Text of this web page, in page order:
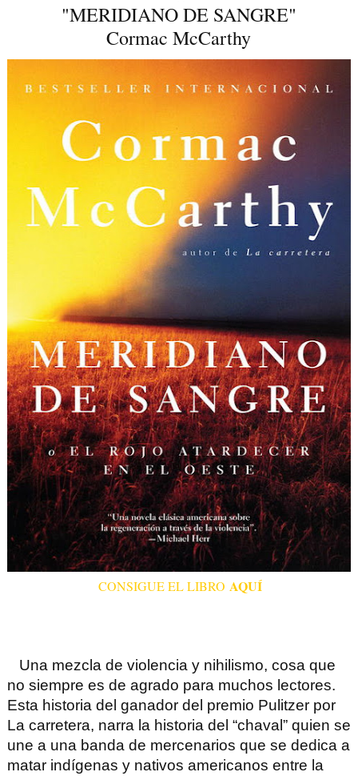
"MERIDIANO DE SANGRE"
Cormac McCarthy
CONSIGUE EL LIBRO AQUÍ
Una mezcla de violencia y nihilismo, cosa que
no siempre es de agrado para muchos lectores.
Esta historia del ganador del premio Pulitzer por
La carretera, narra la historia del “chaval” quien se
une a una banda de mercenarios que se dedica a
matar indígenas y nativos americanos entre la